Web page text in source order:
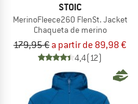
STOIC
MerinoFleece260 FlenSt. Jacket
Chaqueta de merino
179,95 € a partir de 89,98 €
4,4(12)